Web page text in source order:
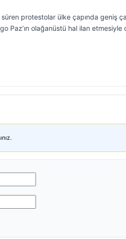
protestolar ülke çapında geniş
Paz’ın olağanüstü hal ilan